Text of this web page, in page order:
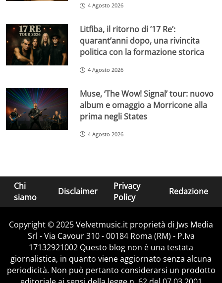
4 Agosto 2026
Litfiba, il ritorno di ’17 Re’:
quarant’anni dopo, una rivincita
politica con la formazione storica
4 Agosto 2026
Muse, ‘The Wow! Signal’ tour: nuovo
album e omaggio a Morricone alla
prima negli States
4 Agosto 2026
Chi
siamo
Disclaimer
Privacy
Policy
Redazione
Copyright © 2025 Velvetmusic.it proprietà di Jws Media
Srl - Via Cavour 310 - 00184 Roma (RM) - P.Iva
17132921002 Questo blog non è una testata
giornalistica, in quanto viene aggiornato senza alcuna
periodicità. Non può pertanto considerarsi un prodotto